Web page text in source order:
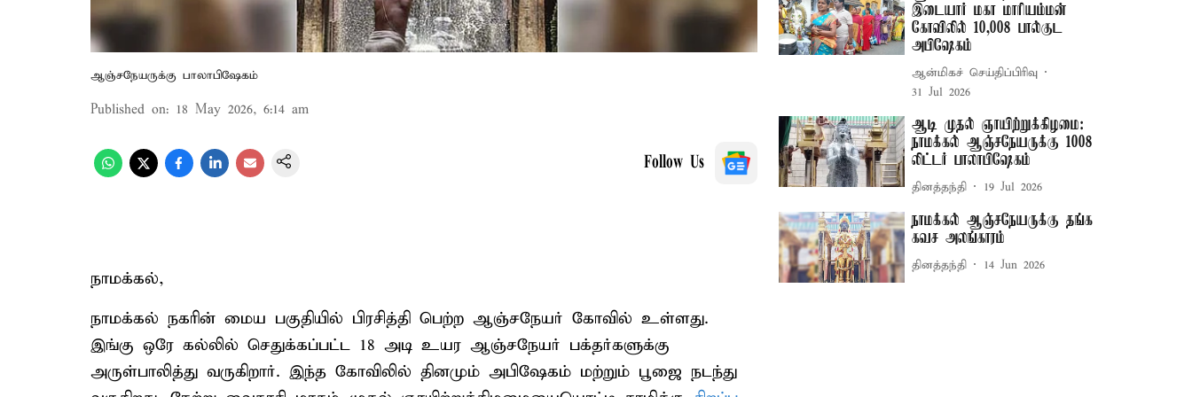
ஆஞ்சநேயருக்கு பாலாபிஷேகம்
Published on: 18 May 2026, 6:14 am
Follow Us
நாமக்கல்,
நாமக்கல் நகரின் மைய பகுதியில் பிரசித்தி பெற்ற ஆஞ்சநேயர் கோவில் உள்ளது.
இங்கு ஒரே கல்லில் செதுக்கப்பட்ட 18 அடி உயர ஆஞ்சநேயர் பக்தர்களுக்கு
அருள்பாலித்து வருகிறார். இந்த கோவிலில் தினமும் அபிஷேகம் மற்றும் பூஜை நடந்து
இடையார் மகா மாரியம்மன்
கோவிலில் 10,008 பால்குட
அபிஷேகம்
ஆன்மிகச் செய்திப்பிரிவு
31 Jul 2026
ஆடி முதல் ஞாயிற்றுக்கிழமை:
நாமக்கல் ஆஞ்சநேயருக்கு 1008
லிட்டர் பாலாபிஷேகம்
தினத்தந்தி 19 Jul 2026
நாமக்கல் ஆஞ்சநேயருக்கு தங்க
கவச அலங்காரம்
தினத்தந்தி 14 Jun 2026